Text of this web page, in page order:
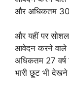
और अधिकतम 30
और यहीं पर सोशल
आवेदन करने वाले
अधिकतम 27 वर्ष
भारी छूट भी देखने